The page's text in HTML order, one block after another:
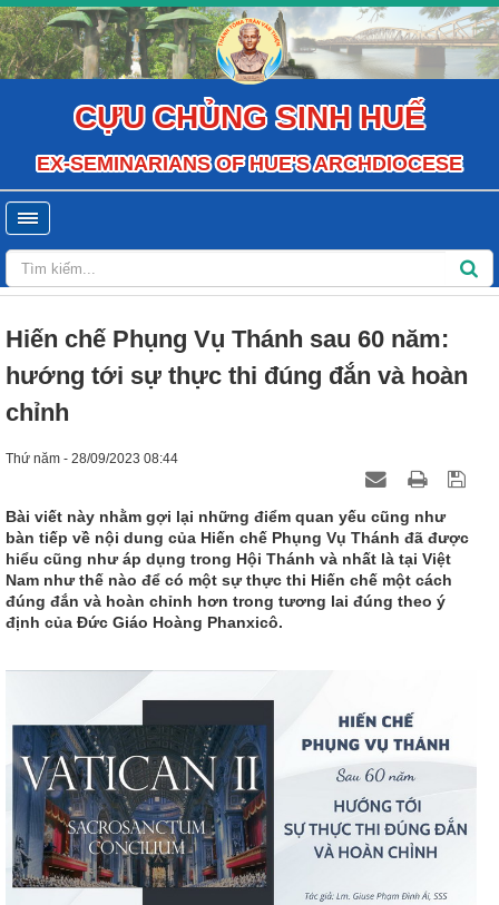
CỰU CHỦNG SINH HUẾ
EX-SEMINARIANS OF HUE'S ARCHDIOCESE
Hiến chế Phụng Vụ Thánh sau 60 năm:
hướng tới sự thực thi đúng đắn và hoàn
chỉnh
Thứ năm - 28/09/2023 08:44
Bài viết này nhằm gợi lại những điểm quan yếu cũng như
bàn tiếp về nội dung của Hiến chế Phụng Vụ Thánh đã được
hiểu cũng như áp dụng trong Hội Thánh và nhất là tại Việt
Nam như thế nào để có một sự thực thi Hiến chế một cách
đúng đắn và hoàn chỉnh hơn trong tương lai đúng theo ý
định của Đức Giáo Hoàng Phanxicô.